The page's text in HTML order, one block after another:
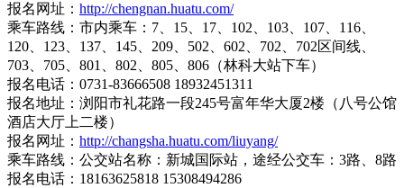
报名网址： http://chengnan.huatu.com/
乘车路线：市内乘车：7、15、17、102、103、107、116、
120、123、137、145、209、502、602、702、702区间线、
703、705、801、802、805、806（林科大站下车）
报名电话：0731-83666508 18932451311
报名地址：浏阳市礼花路一段245号富年华大厦2楼（八号公馆
酒店大厅上二楼）
报名网址： http://changsha.huatu.com/liuyang/
乘车路线：公交站名称：新城国际站，途经公交车：3路、8路
报名电话：18163625818 15308494286